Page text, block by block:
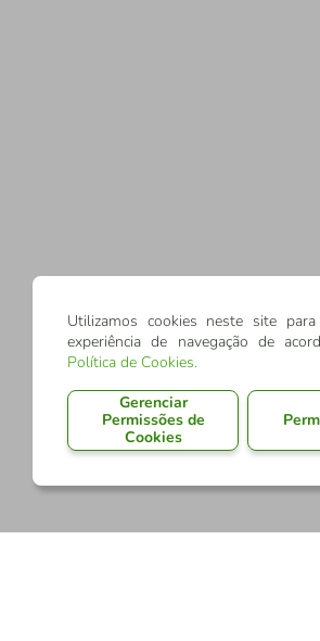
Utilizamos cookies neste site
experiência de navegação de
Política de Cookies.
Gerenciar
Permissões de
Cookies